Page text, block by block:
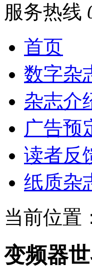
服务热线
首页
数字杂
杂志介
广告预
读者反
纸质杂
当前位置
变频器